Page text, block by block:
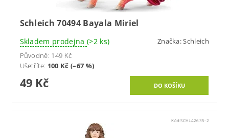
Schleich 70494 Bayala Miriel
Skladem prodejna (>2 ks) Značka:Schleich
Původně: 149 Kč
Ušetříte: 100 Kč (–67 %)
49 Kč
Kód:SCHL42635-2